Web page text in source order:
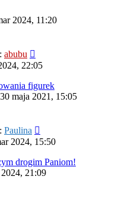
2024, 11:20
abubu
22:05
figurek
maja 2021, 15:05
Paulina
2024, 15:50
drogim Paniom!
21:09